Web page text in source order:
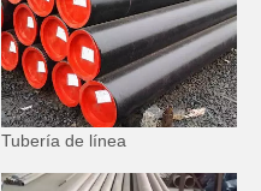
Tubería de línea